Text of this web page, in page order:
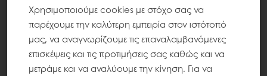
Χρησιμοποιούμε cookies με στόχο σας να
παρέχουμε την καλύτερη εμπειρία στον ιστότοπό
μας, να αναγνωρίζουμε τις επαναλαμβανόμενες
επισκέψεις και τις προτιμήσεις σας καθώς και να
μετράμε και να αναλύουμε την κίνηση. Για να